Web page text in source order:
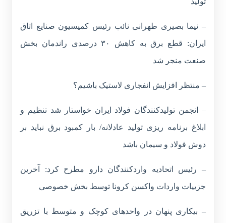
– نیما بصیری طهرانی نائب رئیس کمیسیون صنایع اتاق
ایران: قطع برق به کاهش ۳۰ درصدی راندمان بخش
صنعت منجر شد
– منتظر افزایش انفجاری لاستیک باشیم؟
– انجمن تولیدکنندگان فولاد ایران خواستار شد تنظیم و
ابلاغ برنامه ریزی تولید عادلانه/ بار کمبود برق نباید بر
دوش فولاد و سیمان باشد
– رئیس اتحادیه واردکنندگان دارو مطرح کرد: آخرین
جزییات واردات واکسن کرونا توسط بخش خصوصی
– بیکاری پنهان در واحدهای کوچک و متوسط با تزریق